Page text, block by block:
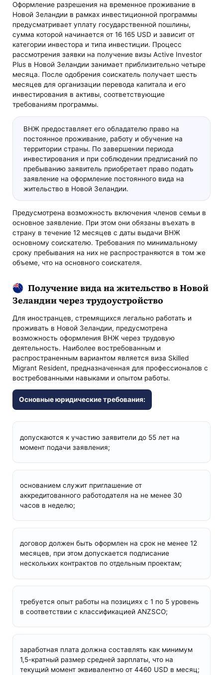
Оформление разрешения на временное проживание в
Новой Зеландии в рамках инвестиционной программы
предусматривает уплату государственной пошлины,
сумма которой начинается от 16 165 USD и зависит от
категории инвестора и типа инвестиции. Процесс
рассмотрения заявки на получение визы Active Investor
Plus в Новой Зеландии занимает приблизительно четыре
месяца. После одобрения соискатель получает шесть
месяцев для организации перевода капитала и его
инвестирования в активы, соответствующие
требованиям программы.
ВНЖ предоставляет его обладателю право на
постоянное проживание, работу и обучение на
территории страны. По завершении периода
инвестирования и при соблюдении предписаний по
пребыванию заявитель приобретает право подать
заявление на оформление постоянного вида на
жительство в Новой Зеландии.
Предусмотрена возможность включения членов семьи в
основное заявление. При этом они обязаны въехать в
страну в течение 12 месяцев с даты выдачи ВНЖ
основному соискателю. Требования по минимальному
сроку пребывания на них не распространяются в том же
объеме, что на основного соискателя.
Получение вида на жительство в Новой
Зеландии через трудоустройство
Для иностранцев, стремящихся легально работать и
проживать в Новой Зеландии, предусмотрена
возможность оформления ВНЖ через трудовую
деятельность. Наиболее востребованным и
распространенным вариантом является виза Skilled
Migrant Resident, предназначенная для профессионалов с
востребованными навыками и опытом работы.
Основные юридические требования:
допускаются к участию заявители до 55 лет на
момент подачи заявления;
основанием служит приглашение от
аккредитованного работодателя на не менее 30
часов в неделю;
договор должен быть оформлен на срок не менее 12
месяцев, при этом допускается подписание
нескольких контрактов по отдельным проектам;
требуется опыт работы на позициях с 1 по 5 уровень
в соответствии с классификацией ANZSCO;
заработная плата должна составлять как минимум
1,5-кратный размер средней зарплаты, что на
текущий момент эквивалентно от 4460 USD в месяц;